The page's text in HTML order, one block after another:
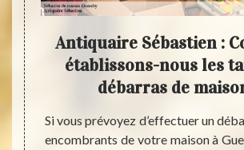
peut
et
Antiquaire Sébastien :
établissons-nous les
débarras de
Si vous prévoyez d’effectuer un
encombrants de votre maison à